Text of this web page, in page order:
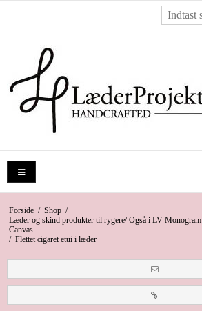
Forside / Shop /
Læder og skind produkter til rygere/ Også i LV Monogram
Canvas
/ Flettet cigaret etui i læder